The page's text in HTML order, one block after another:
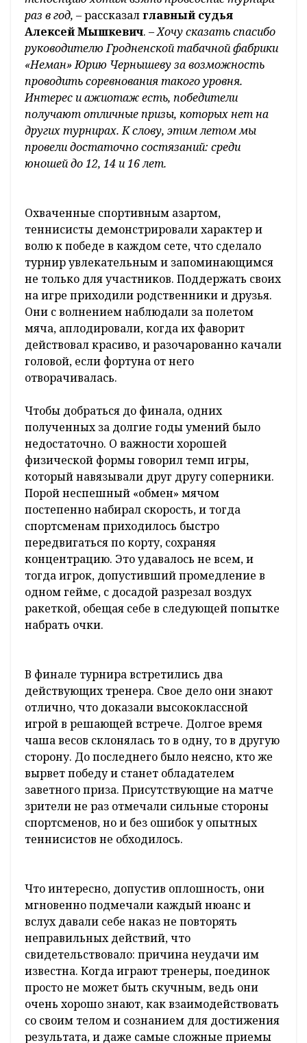
соревнований, а потому борьба за победу, в
которой на каждом шагу проявлялись
мудрость и опыт, была не только
напряженной, но и зрелищной.
Считаю, у нас вышло красивое завершение
сезона. Соревнования получились достаточно
упорными, не было легких и проходных
матчей, все игры отличались напряженной
борьбой. И финал выдался в хорошую погоду. За
тенденцию хотим взять проведение турнира
раз в год, –рассказал главный судья
Алексей Мышкевич. –Хочу сказать спасибо
руководителю Гродненской табачной фабрики
«Неман» Юрию Чернышеву за возможность
Интерес и ажиотаж есть, победители
получают отличные призы, которых нет на
других турнирах. К слову, этим летом мы
провели достаточно состязаний: среди
юношей до 12, 14 и 16 лет.
теннисисты демонстрировали характер и
волю к победе в каждом сете, что сделало
турнир увлекательным и запоминающимся
не только для участников. Поддержать своих
на игре приходили родственники и друзья.
Они с волнением наблюдали за полетом
мяча, аплодировали, когда их фаворит
действовал красиво, и разочарованно качали
головой, если фортуна от него
отворачивалась.